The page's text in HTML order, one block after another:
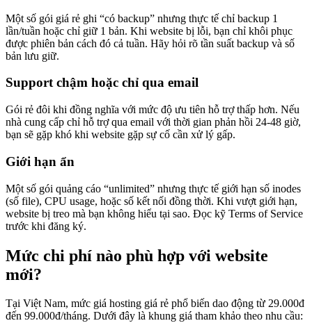
Một số gói giá rẻ ghi “có backup” nhưng thực tế chỉ backup 1
lần/tuần hoặc chỉ giữ 1 bản. Khi website bị lỗi, bạn chỉ khôi phục
được phiên bản cách đó cả tuần. Hãy hỏi rõ tần suất backup và số
bản lưu giữ.
Support chậm hoặc chỉ qua email
Gói rẻ đôi khi đồng nghĩa với mức độ ưu tiên hỗ trợ thấp hơn. Nếu
nhà cung cấp chỉ hỗ trợ qua email với thời gian phản hồi 24-48 giờ,
bạn sẽ gặp khó khi website gặp sự cố cần xử lý gấp.
Giới hạn ẩn
Một số gói quảng cáo “unlimited” nhưng thực tế giới hạn số inodes
(số file), CPU usage, hoặc số kết nối đồng thời. Khi vượt giới hạn,
website bị treo mà bạn không hiểu tại sao. Đọc kỹ Terms of Service
trước khi đăng ký.
Mức chi phí nào phù hợp với website
mới?
Tại Việt Nam, mức giá hosting giá rẻ phổ biến dao động từ 29.000đ
đến 99.000đ/tháng. Dưới đây là khung giá tham khảo theo nhu cầu: